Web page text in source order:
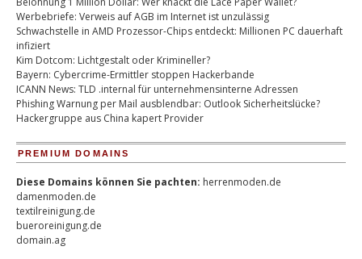
Werbebriefe: Verweis auf AGB im Internet ist unzulässig
Schwachstelle in AMD Prozessor-Chips entdeckt: Millionen PC dauerhaft
infiziert
Kim Dotcom: Lichtgestalt oder Krimineller?
Bayern: Cybercrime-Ermittler stoppen Hackerbande
ICANN News: TLD .internal für unternehmensinterne Adressen
Phishing Warnung per Mail ausblendbar: Outlook Sicherheitslücke?
Hackergruppe aus China kapert Provider
PREMIUM DOMAINS
Diese Domains können Sie pachten: herrenmoden.de
damenmoden.de
textilreinigung.de
bueroreinigung.de
domain.ag